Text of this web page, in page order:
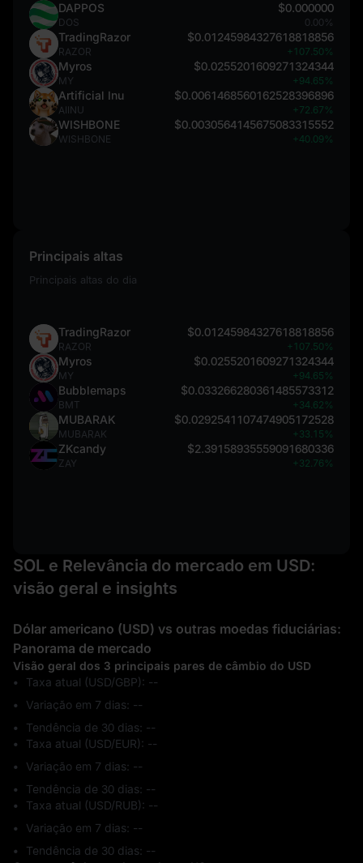
DAPPOS
DOS
$0.000000
0.00%
TradingRazor
RAZOR
$0.01245984327618818856
+107.50%
Myros
MY
$0.0255201609271324344
+94.65%
Artificial Inu
AIINU
$0.0061468560162528396896
+72.67%
WISHBONE
WISHBONE
$0.0030564145675083315552
+40.09%
Principais altas
Principais altas do dia
TradingRazor
RAZOR
$0.01245984327618818856
+107.50%
Myros
MY
$0.0255201609271324344
+94.65%
Bubblemaps
BMT
$0.033266280361485573312
+34.62%
MUBARAK
MUBARAK
$0.0292541107474905172528
+33.15%
ZKcandy
ZAY
$2.39158935559091680336
+32.76%
SOL e Relevância do mercado em USD:
visão geral e insights
Dólar americano (USD) vs outras moedas fiduciárias:
Panorama de mercado
Visão geral dos 3 principais pares de câmbio do USD
Taxa atual (USD/GBP): --
Variação em 7 dias: ‎--
Tendência de 30 dias: ‎--
Taxa atual (USD/EUR): --
Variação em 7 dias: ‎--
Tendência de 30 dias: ‎--
Taxa atual (USD/RUB): --
Variação em 7 dias: ‎--
Tendência de 30 dias: ‎--